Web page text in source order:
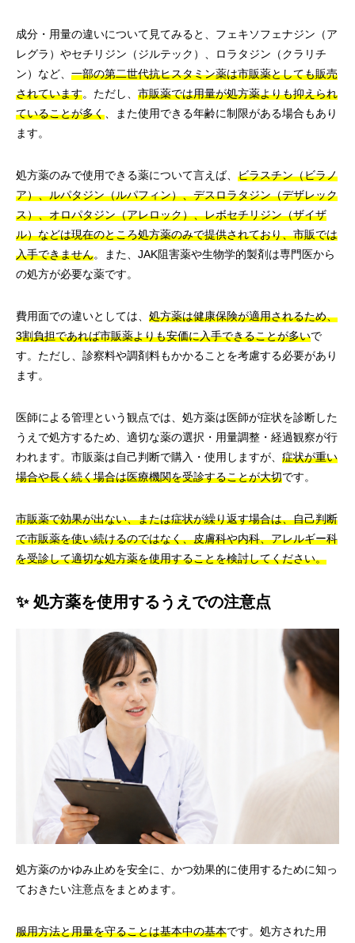
成分・用量の違いについて見てみると、フェキソフェナジン（ア
レグラ）やセチリジン（ジルテック）、ロラタジン（クラリチ
ン）など、 一部の第二世代抗ヒスタミン薬は市販薬としても販売
されています。ただし、 市販薬では用量が処方薬よりも抑えられ
ていることが多く 、また使用できる年齢に制限がある場合もあり
ます。
処方薬のみで使用できる薬について言えば、 ビラスチン（ビラノ
ア）、ルパタジン（ルパフィン）、デスロラタジン（デザレック
ス）、オロパタジン（アレロック）、レボセチリジン（ザイザ
ル）などは現在のところ処方薬のみで提供されており、市販では
入手できません。また、JAK阻害薬や生物学的製剤は専門医から
の処方が必要な薬です。
費用面での違いとしては、 処方薬は健康保険が適用されるため、
3割負担であれば市販薬よりも安価に入手できることが多いで
す。ただし、診察料や調剤料もかかることを考慮する必要があり
ます。
医師による管理という観点では、処方薬は医師が症状を診断した
うえで処方するため、適切な薬の選択・用量調整・経過観察が行
われます。市販薬は自己判断で購入・使用しますが、 症状が重い
場合や長く続く場合は医療機関を受診することが大切です。
市販薬で効果が出ない、または症状が繰り返す場合は、自己判断
で市販薬を使い続けるのではなく、皮膚科や内科、アレルギー科
を受診して適切な処方薬を使用することを検討してください。
✨ 処方薬を使用するうえでの注意点
処方薬のかゆみ止めを安全に、かつ効果的に使用するために知っ
ておきたい注意点をまとめます。
服用方法と用量を守ることは基本中の基本です。処方された用